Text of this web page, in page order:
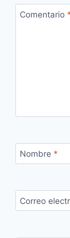
Comentario
Nombre *
Correo